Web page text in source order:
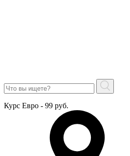
Курс Евро - 99 руб.